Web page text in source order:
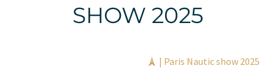
SHOW 2025
🗼 | Paris Nautic show 2025